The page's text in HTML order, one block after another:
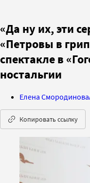
«Да ну их, эти
«Петровы в
спектакле в
ностальгии
Елена Смородинова
Копировать ссылку